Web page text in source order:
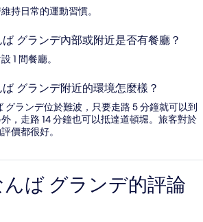
持日常的運動習慣。
グランデ內部或附近是否有餐廳？
1 間餐廳。
グランデ附近的環境怎麼樣？
グランデ位於難波，只要走路 5 分鐘就可以到
，走路 14 分鐘也可以抵達道頓堀。旅客對於
價都很好。
ば グランデ的評論